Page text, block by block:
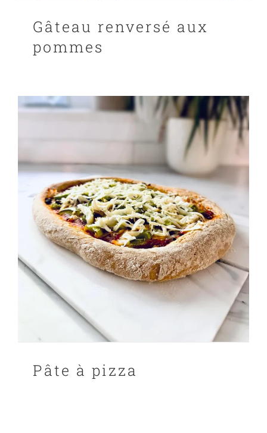
Gâteau renversé aux
pommes
Pâte à pizza